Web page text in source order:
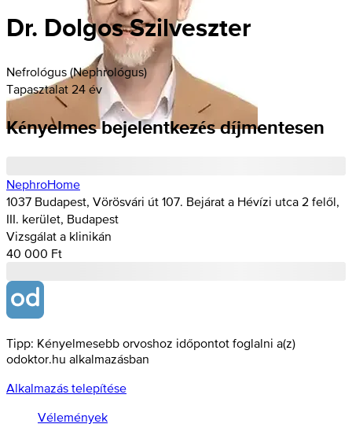
Dr. Dolgos Szilveszter
Nefrológus (Nephrológus)
Tapasztalat 24 év
Kényelmes bejelentkezés díjmentesen
NephroHome
1037 Budapest, Vörösvári út 107. Bejárat a Hévízi utca 2 felől,
III. kerület, Budapest
Vizsgálat a klinikán
40 000 Ft
Tipp: Kényelmesebb orvoshoz időpontot foglalni a(z)
odoktor.hu alkalmazásban
Alkalmazás telepítése
Vélemények